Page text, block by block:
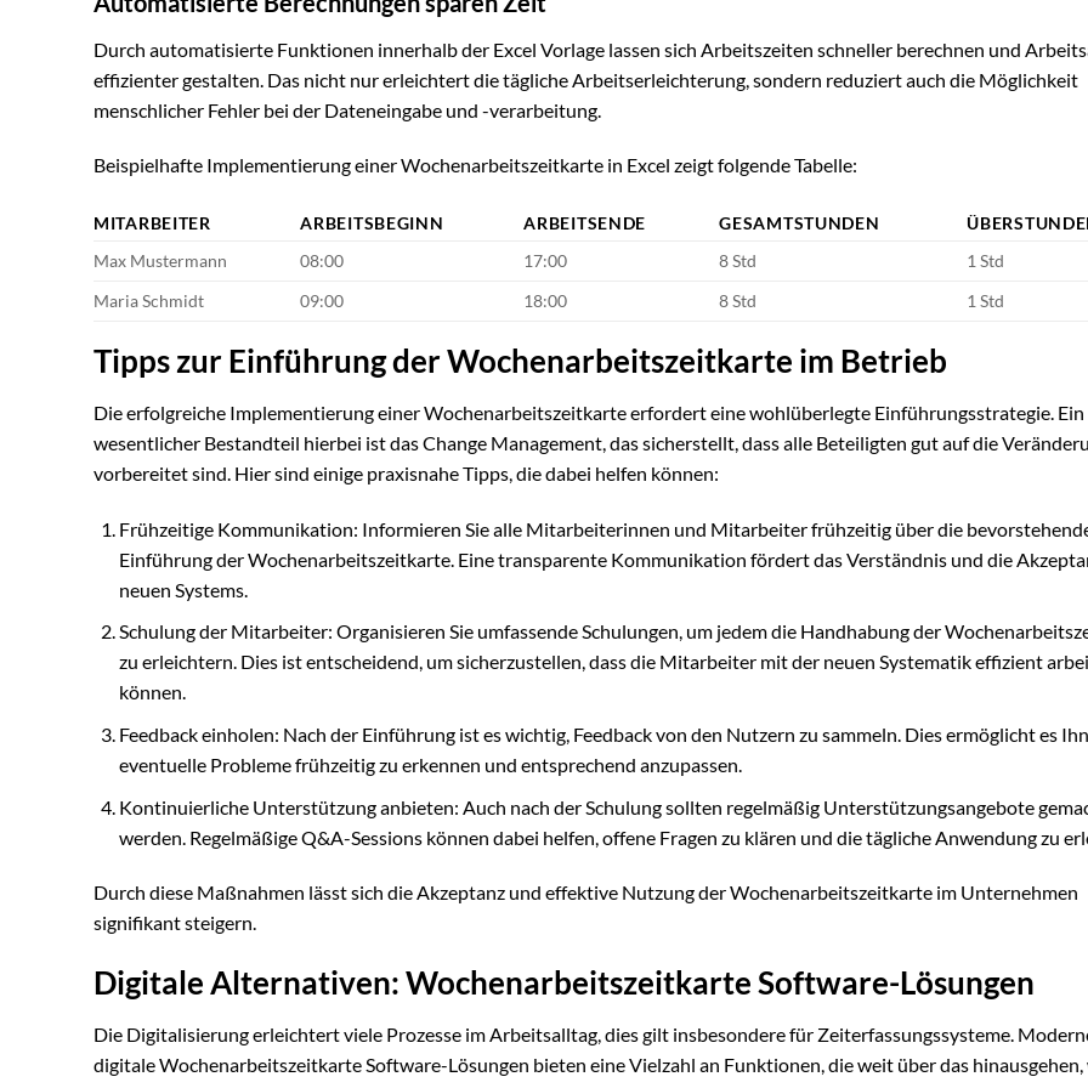
Durch automatisierte Funktionen innerhalb der Excel Vorlage lassen sich Arbeitszeiten schneller berechnen und
effizienter gestalten. Das nicht nur erleichtert die tägliche Arbeitserleichterung, sondern reduziert auch die Möglichkeit
menschlicher Fehler bei der Dateneingabe und -verarbeitung.
Beispielhafte Implementierung einer Wochenarbeitszeitkarte in Excel zeigt folgende Tabelle:
MITARBEITER ARBEITSBEGINN ARBEITSENDE GESAMTSTUNDEN
Max Mustermann
08:00 17:00 8 Std
1 Std
Maria Schmidt
09:00 18:00 8 Std 1 Std
Tipps zur Einführung der Wochenarbeitszeitkarte im Betrieb
Die erfolgreiche Implementierung einer Wochenarbeitszeitkarte erfordert eine wohlüberlegte Einführungsstrategie. Ein
wesentlicher Bestandteil hierbei ist das Change Management, das sicherstellt, dass alle Beteiligten gut auf die
vorbereitet sind. Hier sind einige praxisnahe Tipps, die dabei helfen können:
Frühzeitige Kommunikation: Informieren Sie alle Mitarbeiterinnen und Mitarbeiter frühzeitig über die
Einführung der Wochenarbeitszeitkarte. Eine transparente Kommunikation fördert das Verständnis und die
neuen Systems.
Schulung der Mitarbeiter: Organisieren Sie umfassende Schulungen, um jedem die Handhabung der
zu erleichtern. Dies ist entscheidend, um sicherzustellen, dass die Mitarbeiter mit der neuen Systematik effizient
können.
Feedback einholen: Nach der Einführung ist es wichtig, Feedback von den Nutzern zu sammeln. Dies ermöglicht es
eventuelle Probleme frühzeitig zu erkennen und entsprechend anzupassen.
Kontinuierliche Unterstützung anbieten: Auch nach der Schulung sollten regelmäßig Unterstützungsangebote
werden. Regelmäßige Q&A-Sessions können dabei helfen, offene Fragen zu klären und die tägliche Anwendung zu
Durch diese Maßnahmen lässt sich die Akzeptanz und effektive Nutzung der Wochenarbeitszeitkarte im Unternehmen
signifikant steigern.
Digitale Alternativen: Wochenarbeitszeitkarte Software-Lösungen
Die Digitalisierung erleichtert viele Prozesse im Arbeitsalltag, dies gilt insbesondere für Zeiterfassungssysteme.
digitale Wochenarbeitszeitkarte Software-Lösungen bieten eine Vielzahl an Funktionen, die weit über das hinausgehen,